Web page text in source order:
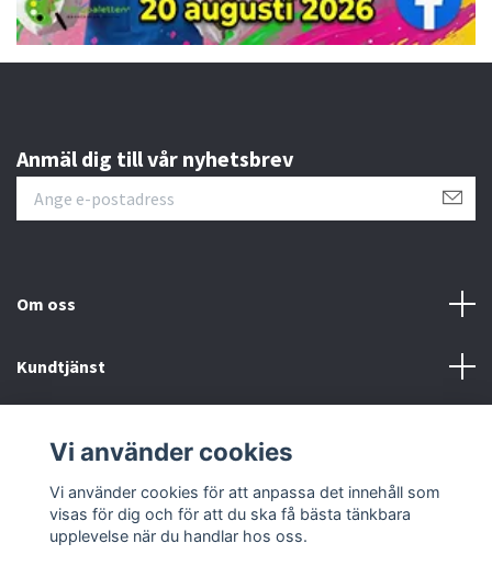
Anmäl dig till vår nyhetsbrev
Om oss
Kundtjänst
Sociala medier
Vi använder cookies
Vi använder cookies för att anpassa det innehåll som
visas för dig och för att du ska få bästa tänkbara
upplevelse när du handlar hos oss.